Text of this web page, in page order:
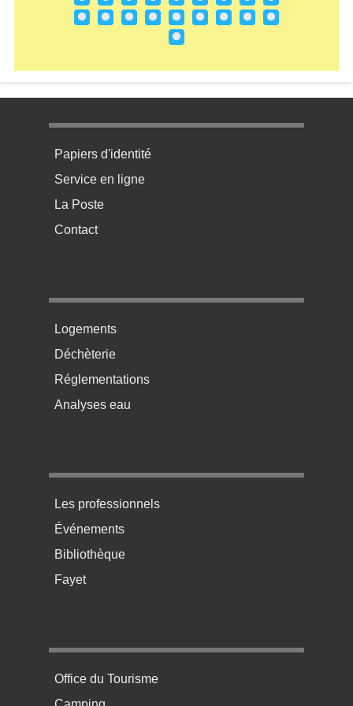
Menu pratique bas de page 1
Papiers d'identité
Service en ligne
La Poste
Contact
Menu pratique bas de page 2
Logements
Déchèterie
Réglementations
Analyses eau
Menu pratique bas de page 3
Les professionnels
Événements
Bibliothèque
Fayet
Menu pratique bas de page 4
Office du Tourisme